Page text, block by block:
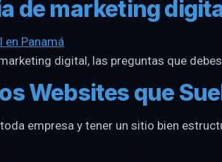
de marketing
digital, las preguntas que
Websites que
empresa y tener un sitio bien